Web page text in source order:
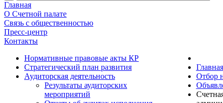
Главная
О Счетной палате
Связь с общественностью
Пресс-центр
Контакты
Нормативные правовые акты КР
Стратегический план развития
Аудиторская деятельность
Результаты аудиторских
мероприятий
Главная
Отбор